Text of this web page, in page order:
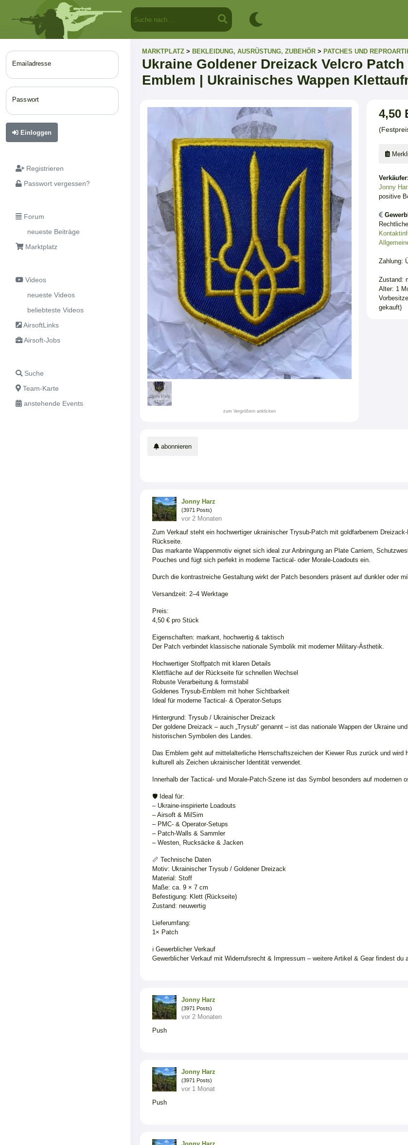
Emailadresse
Passwort
Einloggen
Registrieren
Passwort vergessen?
Forum
neueste Beiträge
Marktplatz
Videos
neueste Videos
beliebteste Videos
AirsoftLinks
Airsoft-Jobs
Suche
Team-Karte
anstehende Events
MARKTPLATZ > BEKLEIDUNG, AUSRÜSTUNG, ZUBEHÖR > PATCHES UND
Ukraine Goldener Dreizack Velcro Patch
Emblem | Ukrainisches Wappen
zum Vergrößern anklicken
4,50
Verkäufer:
Jonny
positive
Zahlung:
Zustand:
Alter: 1
gekauft)
abonnieren
Jonny Harz
(3971 Posts)
vor 2 Monaten
Zum Verkauf steht ein hochwertiger ukrainischer Trysub-Patch mit goldfarbenem
Rückseite.
Das markante Wappenmotiv eignet sich ideal zur Anbringung an Plate Carriern,
Pouches und fügt sich perfekt in moderne Tactical- oder Morale-Loadouts ein.
Durch die kontrastreiche Gestaltung wirkt der Patch besonders präsent auf dunkler oder
Versandzeit: 2–4 Werktage
Preis:
4,50 € pro Stück
Eigenschaften: markant, hochwertig & taktisch
Der Patch verbindet klassische nationale Symbolik mit moderner Military-Ästhetik.
Hochwertiger Stoffpatch mit klaren Details
Klettfläche auf der Rückseite für schnellen Wechsel
Robuste Verarbeitung & formstabil
Goldenes Trysub-Emblem mit hoher Sichtbarkeit
Ideal für moderne Tactical- & Operator-Setups
Hintergrund: Trysub / Ukrainischer Dreizack
Der goldene Dreizack – auch „Trysub“ genannt – ist das nationale Wappen der Ukraine
historischen Symbolen des Landes.
Das Emblem geht auf mittelalterliche Herrschaftszeichen der Kiewer Rus zurück und wird
kulturell als Zeichen ukrainischer Identität verwendet.
Innerhalb der Tactical- und Morale-Patch-Szene ist das Symbol besonders auf modernen
🛡️ Ideal für:
– Ukraine-inspirierte Loadouts
– Airsoft & MilSim
– PMC- & Operator-Setups
– Patch-Walls & Sammler
– Westen, Rucksäcke & Jacken
📏 Technische Daten
Motiv: Ukrainischer Trysub / Goldener Dreizack
Material: Stoff
Maße: ca. 9 × 7 cm
Befestigung: Klett (Rückseite)
Zustand: neuwertig
Lieferumfang:
1× Patch
ℹ️ Gewerblicher Verkauf
Gewerblicher Verkauf mit Widerrufsrecht & Impressum – weitere Artikel & Gear findest du
Jonny Harz
(3971 Posts)
vor 2 Monaten
Push
Jonny Harz
(3971 Posts)
vor 1 Monat
Push